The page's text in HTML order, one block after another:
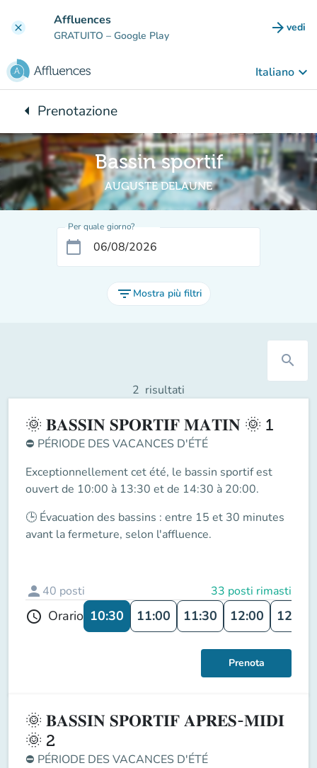
clear Affluences
GRATUITO – Google Play arrow_forward vedi
Italiano keyboard_arrow_down
arrow_leftTorna a:
Prenotazione
Bassin sportif
AUGUSTE DELAUNE
Per quale giorno?
calendar_today
filter_list Mostra più filtri
search
2 risultati
🌞 𝐁𝐀𝐒𝐒𝐈𝐍 𝐒𝐏𝐎𝐑𝐓𝐈𝐅 𝐌𝐀𝐓𝐈𝐍 🌞 1
⛔ PÉRIODE DES VACANCES D'ÉTÉ
Exceptionnellement cet été, le bassin sportifest
ouvert de 10:00 à 13:30 et de 14:30 à 20:00.
🕒 Évacuation des bassins : entre 15 et 30 minutes
avant la fermeture, selon l'affluence.
person 40 posti 33 posti rimasti
schedule Orario 10:30 11:00 11:30 12:00 12:30
Prenota
🌞 𝐁𝐀𝐒𝐒𝐈𝐍 𝐒𝐏𝐎𝐑𝐓𝐈𝐅 𝐀𝐏𝐑𝐄𝐒-𝐌𝐈𝐃𝐈
🌞 2
⛔ PÉRIODE DES VACANCES D'ÉTÉ